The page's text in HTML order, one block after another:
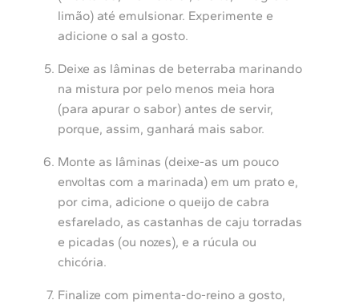
limão) até emulsionar. Experimente e
adicione o sal a gosto.
Deixe as lâminas de beterraba marinando
na mistura por pelo menos meia hora
(para apurar o sabor) antes de servir,
porque, assim, ganhará mais sabor.
Monte as lâminas (deixe-as um pouco
envoltas com a marinada) em um prato e,
por cima, adicione o queijo de cabra
esfarelado, as castanhas de caju torradas
e picadas (ou nozes), e a rúcula ou
chicória.
Finalize com pimenta-do-reino a gosto,